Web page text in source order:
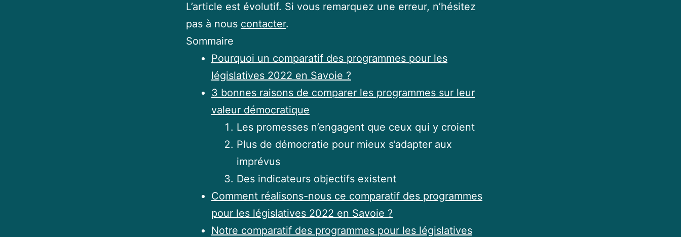
L’article est évolutif. Si vous remarquez une erreur, n’hésitez
pas à nous contacter.
Sommaire
Pourquoi un comparatif des programmes pour les
législatives 2022 en Savoie ?
3 bonnes raisons de comparer les programmes sur leur
valeur démocratique
Les promesses n’engagent que ceux qui y croient
Plus de démocratie pour mieux s’adapter aux
imprévus
Des indicateurs objectifs existent
Comment réalisons-nous ce comparatif des programmes
pour les législatives 2022 en Savoie ?
Notre comparatif des programmes pour les législatives